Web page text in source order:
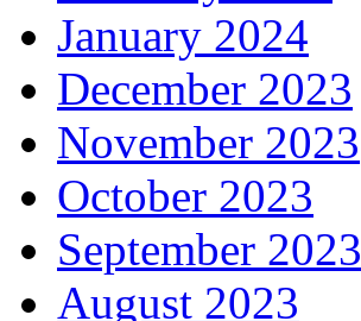
January 2024
December 2023
November 2023
October 2023
September 2023
August 2023